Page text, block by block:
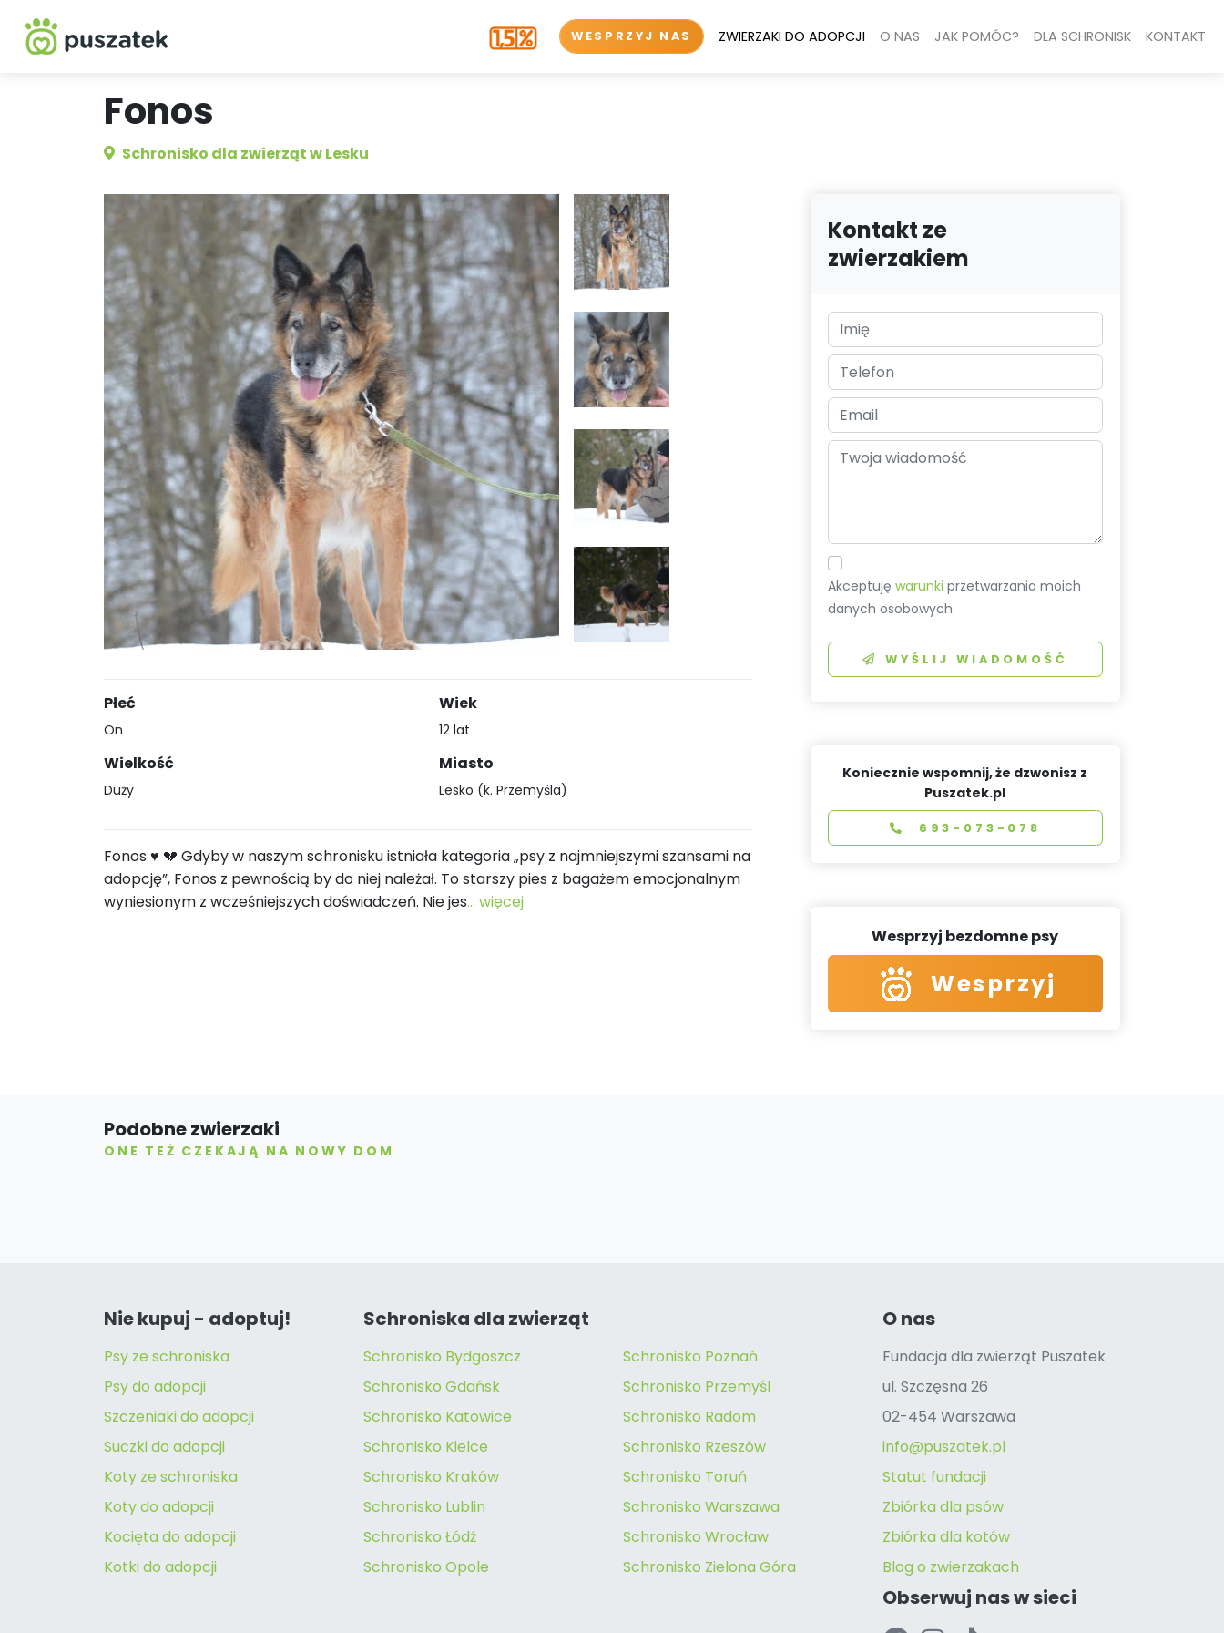
WESPRZYJ NAS ZWIERZAKI DO ADOPCJI O NAS JAK POMÓC? DLA SCHRONISK KONTAKT
Fonos
Schronisko dla zwierząt w Lesku
Płeć
On
Wielkość
Duży
Wiek
12 lat
Miasto
Lesko (k. Przemyśla)
Fonos ♥️ 💔 Gdyby w naszym schronisku istniała kategoria „psy z najmniejszymi szansami na
adopcję”, Fonos z pewnością by do niej należał. To starszy pies z bagażem emocjonalnym
wyniesionym z wcześniejszych doświadczeń. Nie jes... więcej
Kontakt ze
zwierzakiem
Akceptujęwarunki przetwarzania moich
danych osobowych
WYŚLIJ WIADOMOŚĆ
Koniecznie wspomnij, że dzwonisz z
Puszatek.pl
693-073-078
Wesprzyj bezdomne psy
Wesprzyj
Podobne zwierzaki
ONE TEŻ CZEKAJĄ NA NOWY DOM
Nie kupuj - adoptuj!
Psy ze schroniska
Psy do adopcji
Szczeniaki do adopcji
Suczki do adopcji
Koty ze schroniska
Koty do adopcji
Kocięta do adopcji
Kotki do adopcji
Schroniska dla zwierząt
Schronisko Bydgoszcz
Schronisko Gdańsk
Schronisko Katowice
Schronisko Kielce
Schronisko Kraków
Schronisko Lublin
Schronisko Łódź
Schronisko Opole
Schronisko Poznań
Schronisko Przemyśl
Schronisko Radom
Schronisko Rzeszów
Schronisko Toruń
Schronisko Warszawa
Schronisko Wrocław
Schronisko Zielona Góra
O nas
Fundacja dla zwierząt Puszatek
ul. Szczęsna 26
02-454 Warszawa
info@puszatek.pl
Statut fundacji
Zbiórka dla psów
Zbiórka dla kotów
Blog o zwierzakach
Obserwuj nas w sieci